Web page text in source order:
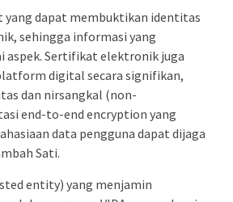
dapat membuktikan identitas
sehingga informasi yang
aspek. Sertifikat elektronik juga
digital secara signifikan,
dan nirsangkal (non-
end-to-end encryption yang
data pengguna dapat dijaga
Sati.
entity) yang menjamin